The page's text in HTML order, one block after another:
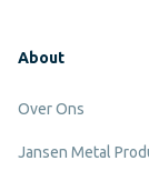
About
Over Ons
Jansen Metal